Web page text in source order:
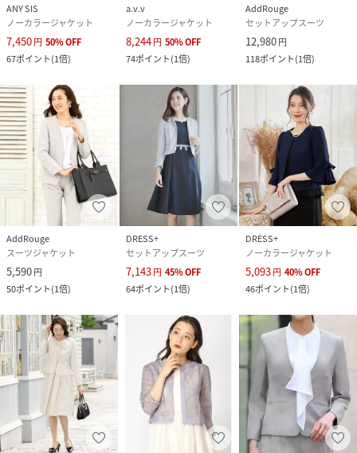
★ショップのお気に入り登録
ブランドのお得な情報を受取ることができます。
★商品のお気に入り登録
再入荷通知や、お得な情報を受け取ることができます。
モデル身長170cmバスト83cmウエスト58cmヒップ88cm着
用サイズ9号
素材
表地：ポリエステル100%
裏地：ポリエステル100%
サイズ
5号、7号、9号、11号、13号、13号ABR、15号
ABR、17号ABR、19号ABR、21号ABR、23号
クリーニング
・液温は30℃を限度とし、洗濯機で非常に弱い
ANY SIS
ノーカラージャケット
7,450円 50%OFF
67ポイント(1倍)
a.v.v
ノーカラージャケット
8,244円 50%OFF
74ポイント(1倍)
AddRouge
セットアップスーツ
12,980円
118ポイント(1倍)
AddRouge
スーツジャケット
5,590円
50ポイント(1倍)
DRESS+
セットアップスーツ
7,143円 45%OFF
64ポイント(1倍)
DRESS+
ノーカラージャケット
5,093円 40%OFF
46ポイント(1倍)